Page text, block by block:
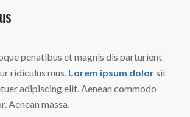
penatibus et magnis dis parturient
ridiculus mus. Lorem ipsum dolorsit
adipiscing elit. Aenean commodo
Aenean massa.